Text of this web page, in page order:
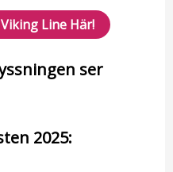
Line Här!
ser
2025: